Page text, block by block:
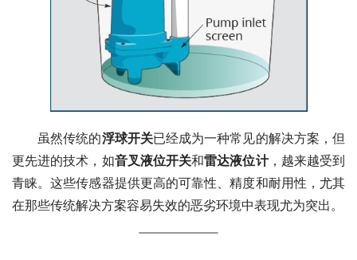
虽然传统的浮球开关已经成为一种常见的解决方案，但
更先进的技术，如音叉液位开关和雷达液位计，越来越受到
青睐。这些传感器提供更高的可靠性、精度和耐用性，尤其
在那些传统解决方案容易失效的恶劣环境中表现尤为突出。